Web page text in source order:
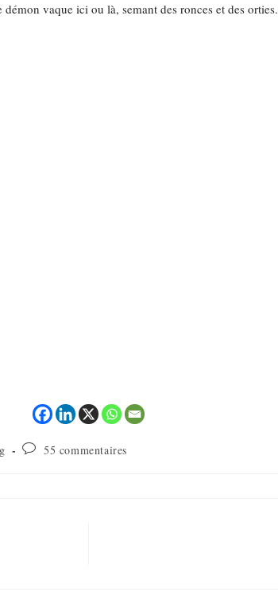
vaque ici ou là, semant des ronces et des orties.
55 commentaires